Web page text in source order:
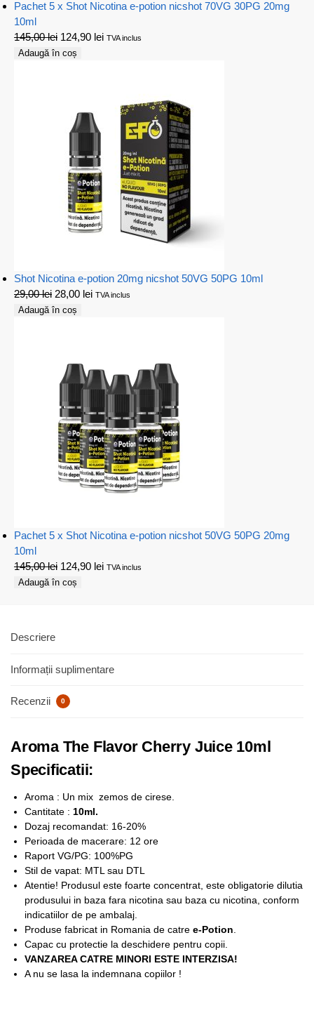
Pachet 5 x Shot Nicotina e-potion nicshot 70VG 30PG 20mg
10ml
145,00lei 124,90 lei TVA inclus
Adaugă în coș
Shot Nicotina e-potion 20mg nicshot 50VG 50PG 10ml
29,00lei 28,00 lei TVA inclus
Adaugă în coș
Pachet 5 x Shot Nicotina e-potion nicshot 50VG 50PG 20mg
10ml
145,00lei 124,90 lei TVA inclus
Adaugă în coș
Descriere
Informații suplimentare
Recenzii 0
Aroma The Flavor Cherry Juice 10ml
Specificatii:
Aroma : Un mix zemos de cirese.
Cantitate : 10ml.
Dozaj recomandat: 16-20%
Perioada de macerare: 12 ore
Raport VG/PG: 100%PG
Stil de vapat: MTL sau DTL
Atentie! Produsul este foarte concentrat, este obligatorie dilutia
produsului in baza fara nicotina sau baza cu nicotina, conform
indicatiilor de pe ambalaj.
Produse fabricat in Romania de catre e-Potion.
Capac cu protectie la deschidere pentru copii.
VANZAREA CATRE MINORI ESTE INTERZISA!
A nu se lasa la indemnana copiilor !